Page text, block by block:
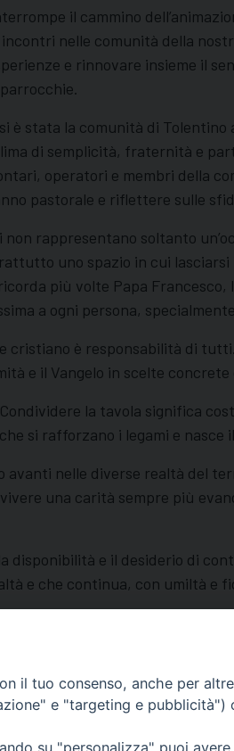
il cammino
nelle comunità della
e rinnovare insieme il
è stata la comunità di
di semplicità, fraternità e
operatori e membri della
pastorale e riflettere sulle
rappresentano soltanto
uno spazio in cui
più volte Papa
a ogni persona,
è responsabilità di
e il Vangelo in scelte
la tavola significa
si rafforzano i legami e nasce
nelle diverse realtà del
una carità sempre più
e il desiderio di
e che continua, con umiltà e
il tuo consenso, anche per
e "targeting e pubblicità")